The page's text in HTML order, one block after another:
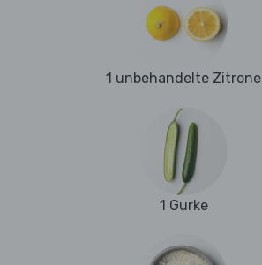
1 unbehandelte Zitrone
1 Gurke